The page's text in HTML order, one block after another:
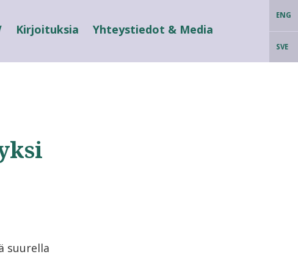
ENG
SVE
Kirjoituksia Yhteystiedot & Media
suurella